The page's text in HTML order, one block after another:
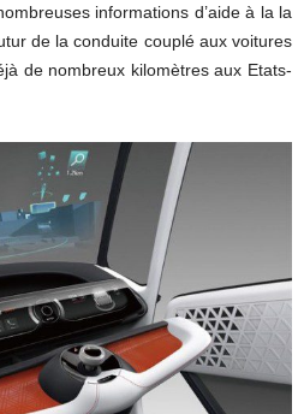
informations d’aide à la la
de la conduite couplé aux voitures
de nombreux kilomètres aux Etats-